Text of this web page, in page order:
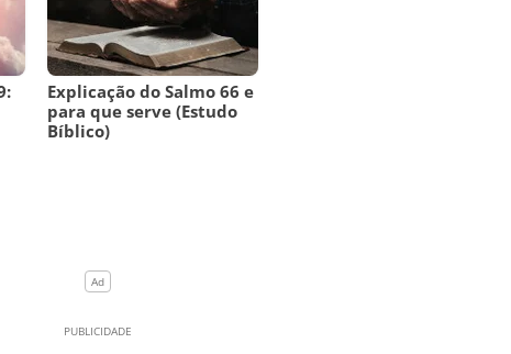
Explicação do Salmo 66 e
para que serve (Estudo
Bíblico)